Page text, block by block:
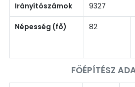
Irányítószámok 9327
Népesség (fő) 82
FŐÉPÍTÉSZ